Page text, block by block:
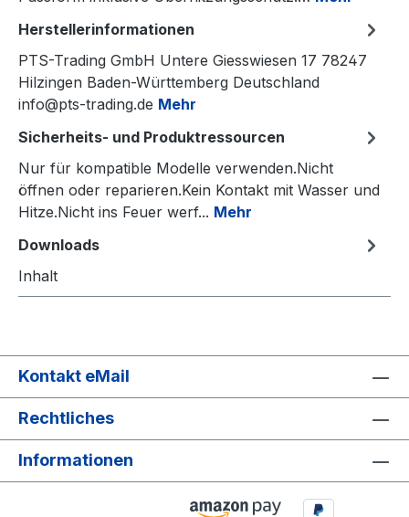
Herstellerinformationen
PTS-Trading GmbH Untere Giesswiesen 17 78247
Hilzingen Baden-Württemberg Deutschland
info@pts-trading.de Mehr
Sicherheits- und Produktressourcen
Nur für kompatible Modelle verwenden.Nicht
öffnen oder reparieren.Kein Kontakt mit Wasser und
Hitze.Nicht ins Feuer werf... Mehr
Downloads
Inhalt
Kontakt eMail
Rechtliches
Informationen